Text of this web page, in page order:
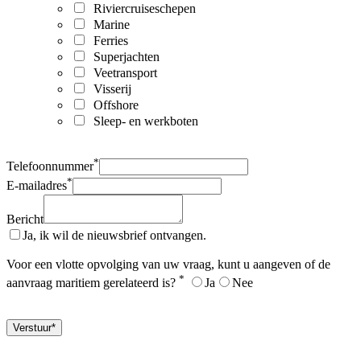
Riviercruiseschepen
Marine
Ferries
Superjachten
Veetransport
Visserij
Offshore
Sleep- en werkboten
Telefoonnummer*
E-mailadres*
Bericht
Ja, ik wil de nieuwsbrief ontvangen.
Voor een vlotte opvolging van uw vraag, kunt u aangeven of de
aanvraag maritiem gerelateerd is? * Ja Nee